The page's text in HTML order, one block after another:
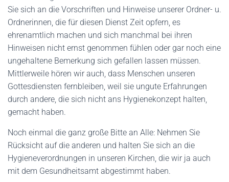
Sie sich an die Vorschriften und Hinweise unserer Ordner- u.
Ordnerinnen, die für diesen Dienst Zeit opfern, es
ehrenamtlich machen und sich manchmal bei ihren
Hinweisen nicht ernst genommen fühlen oder gar noch eine
ungehaltene Bemerkung sich gefallen lassen müssen.
Mittlerweile hören wir auch, dass Menschen unseren
Gottesdiensten fernbleiben, weil sie ungute Erfahrungen
durch andere, die sich nicht ans Hygienekonzept halten,
gemacht haben.
Noch einmal die ganz große Bitte an Alle: Nehmen Sie
Rücksicht auf die anderen und halten Sie sich an die
Hygieneverordnungen in unseren Kirchen, die wir ja auch
mit dem Gesundheitsamt abgestimmt haben.